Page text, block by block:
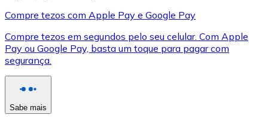
XRP
XRP
Ver tudo
Compre tezos com Apple Pay e Google Pay
Compre tezos em segundos pelo seu celular. Com Apple
Pay ou Google Pay, basta um toque para pagar com
segurança.
Sabe mais